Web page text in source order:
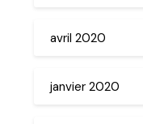
avril 2020
janvier 2020